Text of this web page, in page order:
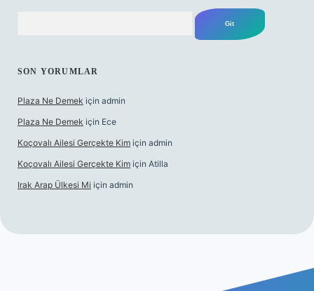
SON YORUMLAR
Plaza Ne Demek için admin
Plaza Ne Demek için Ece
Koçovalı Ailesi Gerçekte Kim için admin
Koçovalı Ailesi Gerçekte Kim için Atilla
Irak Arap Ülkesi Mi için admin